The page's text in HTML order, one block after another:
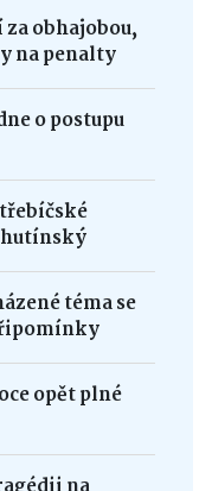
obhajobou,
na penalty
o postupu
téma se
opět plné